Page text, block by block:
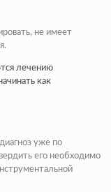
не имеет
лечению
как
уже по
его необходимо